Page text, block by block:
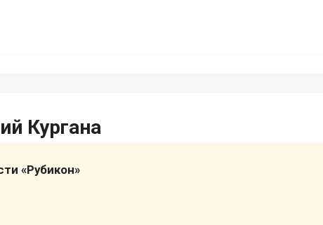
Кургана
«Рубикон»